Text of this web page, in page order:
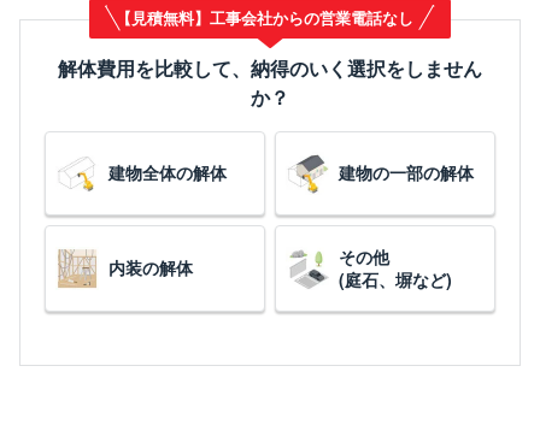
【見積無料】工事会社からの営業電話なし
解体費用を比較して、納得のいく選択をしません
か？
建物全体の解体 建物の一部の解体
内装の解体
その他
(庭石、塀など)